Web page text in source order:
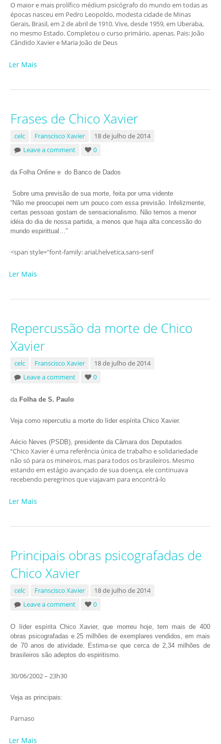
O maior e mais prolífico médium psicógrafo do mundo em todas as
épocas nasceu em Pedro Leopoldo, modesta cidade de Minas
Gerais, Brasil, em 2 de abril de 1910. Vive, desde 1959, em Uberaba,
no mesmo Estado. Completou o curso primário, apenas. Pais: João
Cândido Xavier e Maria João de Deus
Ler Mais
Frases de Chico Xavier
celc Franscisco Xavier
18 de julho de 2014
Leave a comment
0
da Folha Online e do Banco de Dados
Sobre uma previsão de sua morte, feita por uma vidente
“Não me preocupei nem um pouco com essa previsão. Infelizmente,
certas pessoas gostam de sensacionalismo. Não temos a menor
idéia do dia de nossa partida, a menos que haja alta concessão do
mundo espirittual…”
<span style="font-family: arial,helvetica,sans-serif
Ler Mais
Repercussão da morte de Chico
Xavier
celc Franscisco Xavier
18 de julho de 2014
Leave a comment
0
da Folha de S. Paulo
Veja como repercutiu a morte do líder espírita Chico Xavier.
Aécio Neves (PSDB), presidente da Câmara dos Deputados
“Chico Xavier é uma referência única de trabalho e solidariedade
não só para os mineiros, mas para todos os brasileiros. Mesmo
estando em estágio avançado de sua doença, ele continuava
recebendo peregrinos que viajavam para encontrá-lo
Ler Mais
Principais obras psicografadas de
Chico Xavier
celc Franscisco Xavier
18 de julho de 2014
Leave a comment
0
O líder espírita Chico Xavier, que morreu hoje, tem mais de 400
obras psicografadas e 25 milhões de exemplares vendidos, em mais
de 70 anos de atividade. Estima-se que cerca de 2,34 milhões de
brasileiros são adeptos do espiritismo.
30/06/2002 – 23h30
Veja as principais:
Parnaso
Ler Mais